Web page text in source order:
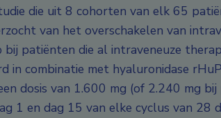
die uit 8 cohorten van elk 65
van het overschakelen van
patiënten die al intraveneuze
in combinatie met hyaluronidase
dosis van 1.600 mg (of 2.240 mg
1 en dag 15 van elke cyclus van 28